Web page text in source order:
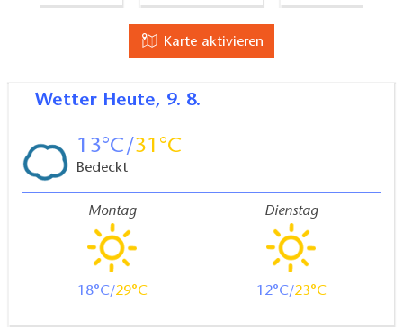
Karte aktivieren
Wetter Heute, 9. 8.
13 31
Bedeckt
Montag
18 29
Dienstag
12 23